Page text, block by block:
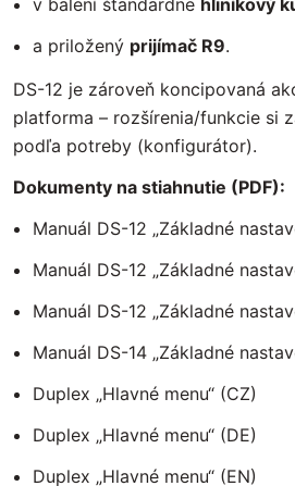
v balení štandardne hliníkový
a priložený prijímač R9.
DS-12 je zároveň koncipovaná
platforma – rozšírenia/funkcie si
podľa potreby (konfigurátor).
Dokumenty na stiahnutie (PDF):
Manuál DS-12 „Základné
Manuál DS-12 „Základné
Manuál DS-12 „Základné
Manuál DS-14 „Základné
Duplex „Hlavné menu“ (CZ)
Duplex „Hlavné menu“ (DE)
Duplex „Hlavné menu“ (EN)